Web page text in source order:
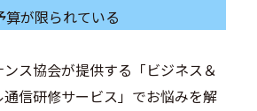
が限られている
ス協会が提供する「ビジネス＆
信研修サービス」でお悩みを解